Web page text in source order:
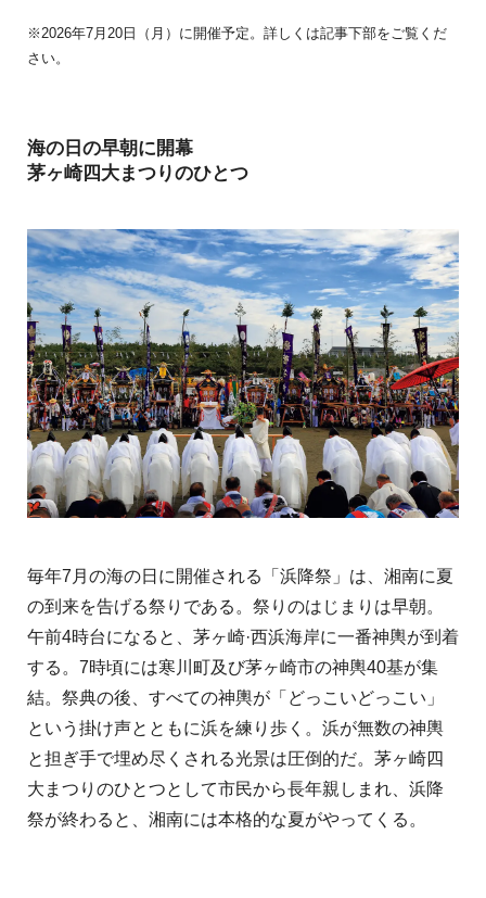
※2026年7月20日（月）に開催予定。詳しくは記事下部をご覧くだ
さい。
海の日の早朝に開幕
茅ヶ崎四大まつりのひとつ
毎年7月の海の日に開催される「浜降祭」は、湘南に夏
の到来を告げる祭りである。祭りのはじまりは早朝。
午前4時台になると、茅ヶ崎·西浜海岸に一番神輿が到着
する。7時頃には寒川町及び茅ヶ崎市の神輿40基が集
結。祭典の後、すべての神輿が「どっこいどっこい」
という掛け声とともに浜を練り歩く。浜が無数の神輿
と担ぎ手で埋め尽くされる光景は圧倒的だ。茅ヶ崎四
大まつりのひとつとして市民から長年親しまれ、浜降
祭が終わると、湘南には本格的な夏がやってくる。